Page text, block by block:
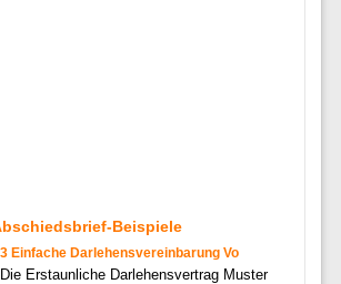
Beispiele
3 Einfache Darlehensvereinbarung Vo
Die Erstaunliche Darlehensvertrag Muster